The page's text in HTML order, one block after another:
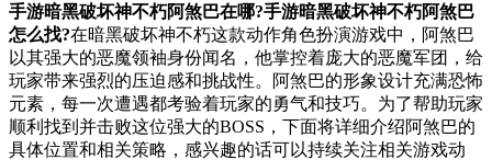
手游暗黑破坏神不朽阿煞巴在哪?手游暗黑破坏神不朽阿煞巴
怎么找?在暗黑破坏神不朽这款动作角色扮演游戏中，阿煞巴
以其强大的恶魔领袖身份闻名，他掌控着庞大的恶魔军团，给
玩家带来强烈的压迫感和挑战性。阿煞巴的形象设计充满恐怖
元素，每一次遭遇都考验着玩家的勇气和技巧。为了帮助玩家
顺利找到并击败这位强大的BOSS，下面将详细介绍阿煞巴的
具体位置和相关策略，感兴趣的话可以持续关注相关游戏动